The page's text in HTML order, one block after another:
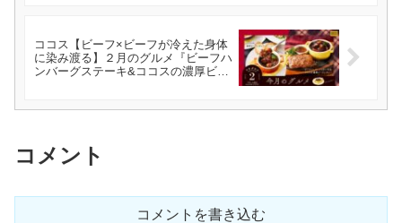
ココス【ビーフ×ビーフが冷えた身体
に染み渡る】２月のグルメ『ビーフハ
ンバーグステーキ&ココスの濃厚ビー
コメント
コメントを書き込む